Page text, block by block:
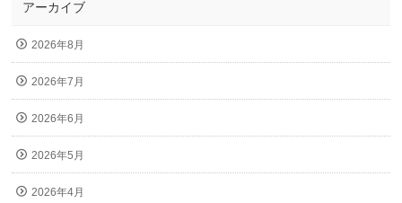
アーカイブ
2026年8月
2026年7月
2026年6月
2026年5月
2026年4月